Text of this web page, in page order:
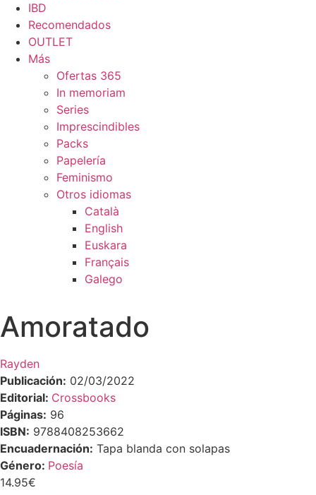
IBD
Recomendados
OUTLET
Más
Ofertas 365
In memoriam
Series
Imprescindibles
Packs
Papelería
Feminismo
Otros idiomas
Català
English
Euskara
Français
Galego
Amoratado
Rayden
Publicación: 02/03/2022
Editorial: Crossbooks
Páginas: 96
ISBN: 9788408253662
Encuadernación: Tapa blanda con solapas
Género: Poesía
14.95€